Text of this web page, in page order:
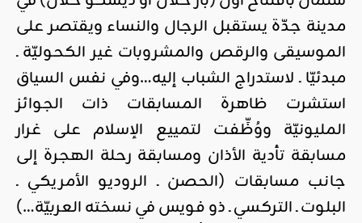
مدينة جدّة يستقبل الرجال والنساء ويقتصر على
الموسيقى والرقص والمشروبات غير الكحوليّة ـ
مبدئيّا ـ لاستدراج الشباب إليه…وفي نفس السياق
استشرت ظاهرة المسابقات ذات الجوائز
المليونيّة ووُظِّفت لتمييع الإسلام على غرار
مسابقة تأدية الأذان ومسابقة رحلة الهجرة إلى
جانب مسابقات (الحصن ـ الروديو الأمريكي ـ
البلوت ـ التركسي ـ ذو فويس في نسخته العربيّة…)